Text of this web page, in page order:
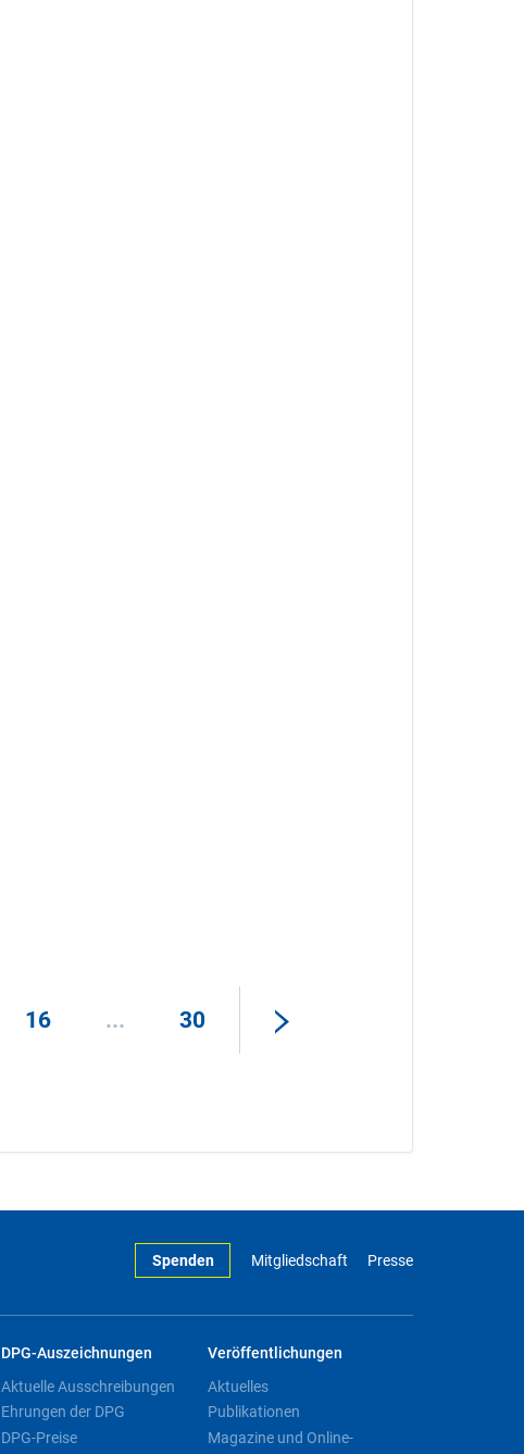
16 ... 30
Spenden Mitgliedschaft Presse
DPG-Auszeichnungen
Aktuelle Ausschreibungen
Ehrungen der DPG
DPG-Preise
Veröffentlichungen
Aktuelles
Publikationen
Magazine und Online-